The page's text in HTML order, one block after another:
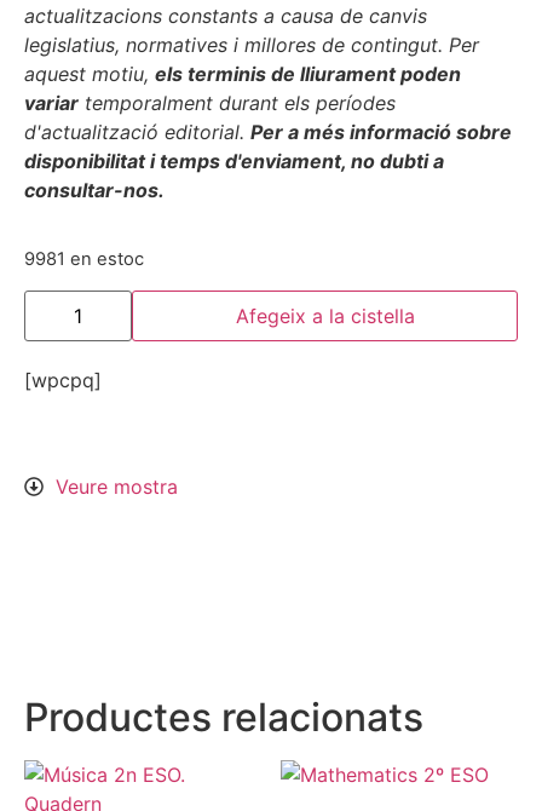
actualitzacions constants a causa de canvis
legislatius, normatives i millores de contingut. Per
aquest motiu, els terminis de lliurament poden
variar temporalment durant els períodes
d'actualització editorial. Per a més informació sobre
disponibilitat i temps d'enviament, no dubti a
consultar-nos.
9981 en estoc
Afegeix a la cistella
[wpcpq]
Veure mostra
Productes relacionats